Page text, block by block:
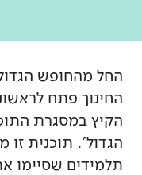
החל מהחופש
החינוך פתח
הקיץ במסגרת
הגדול'. תוכנית
תלמידים שסיימו